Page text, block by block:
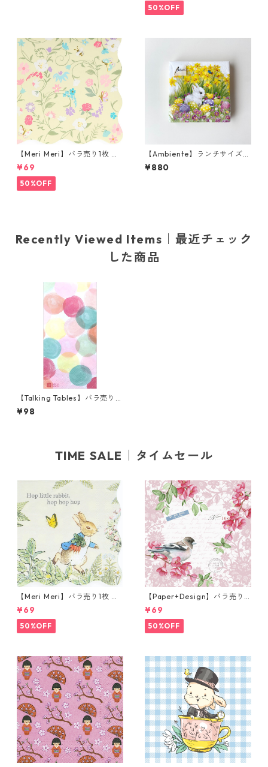
ナタリーレテ
50%OFF
【Meri Meri】バラ売り1枚 カ
クテルサイズ ペーパーナプキ
ン LADUREE イエロー ラデュ
レ
¥69
50%OFF
【Ambiente】ランチサイズ
ペーパーナプキン Easter Frie
nds ホワイト 20枚入り
¥880
Recently Viewed Items｜最近チェック
した商品
【Talking Tables】バラ売り1
枚 ランチサイズ ペーパーナプ
キン WE LOVE ICE CREAM マ
¥98
TIME SALE｜タイムセール
【Meri Meri】バラ売り1枚 カ
クテルサイズ ペーパーナプキ
ン Peter Rabbit In The Gard
en クリーム ピーターラビット
¥69
50%OFF
【Paper+Design】バラ売り2
枚 ランチサイズ ペーパーナプ
キン Sweet bird ローズ
¥69
50%OFF